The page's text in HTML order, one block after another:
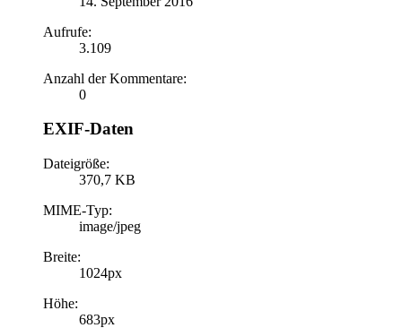
Aufrufe:
3.109
Anzahl der Kommentare:
0
EXIF-Daten
Dateigröße:
370,7 KB
MIME-Typ:
image/jpeg
Breite:
1024px
Höhe:
683px